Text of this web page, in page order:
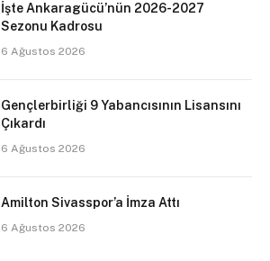
İşte Ankaragücü’nün 2026-2027
Sezonu Kadrosu
6 Ağustos 2026
Gençlerbirliği 9 Yabancısının Lisansını
Çıkardı
6 Ağustos 2026
Amilton Sivasspor’a İmza Attı
6 Ağustos 2026